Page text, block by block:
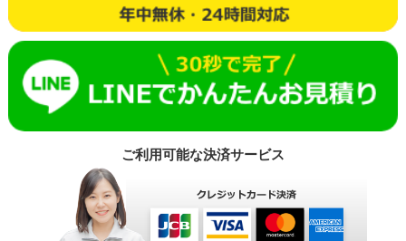
ご利用可能な決済サービス